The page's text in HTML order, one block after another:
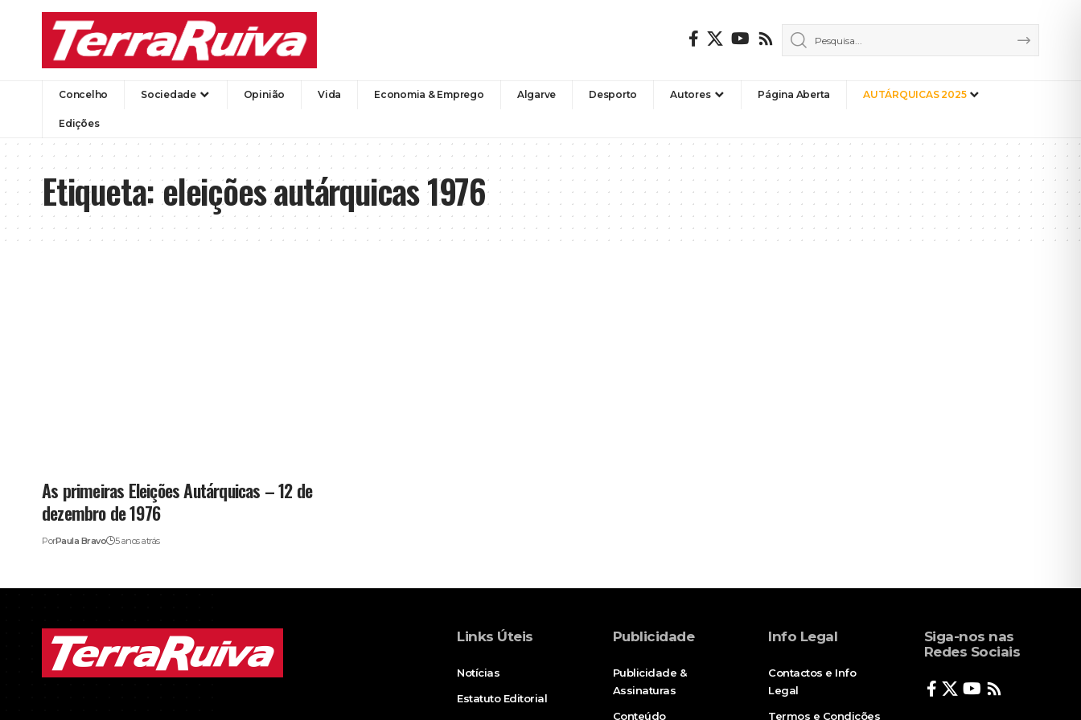
Concelho Sociedade Opinião Vida Economia & Emprego Algarve Desporto Autores Página Aberta AUTÁRQUICAS 2025
Edições
Etiqueta:eleições autárquicas 1976
As primeiras Eleições Autárquicas – 12 de
dezembro de 1976
PorPaula Bravo 5 anos atrás
Links Úteis
Notícias
Estatuto Editorial
Publicidade
Publicidade &
Assinaturas
Conteúdo
Info Legal
Contactos e Info
Legal
Termos e Condições
Siga-nos nas
Redes Sociais